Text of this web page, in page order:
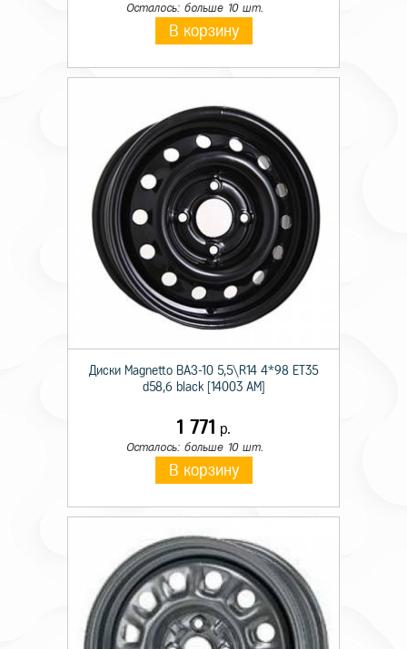
Осталось: больше 10 шт.
В корзину
Диски Magnetto ВАЗ-10 5,5\R14 4*98 ET35
d58,6 black [14003 AM]
1 771 р.
Осталось: больше 10 шт.
В корзину